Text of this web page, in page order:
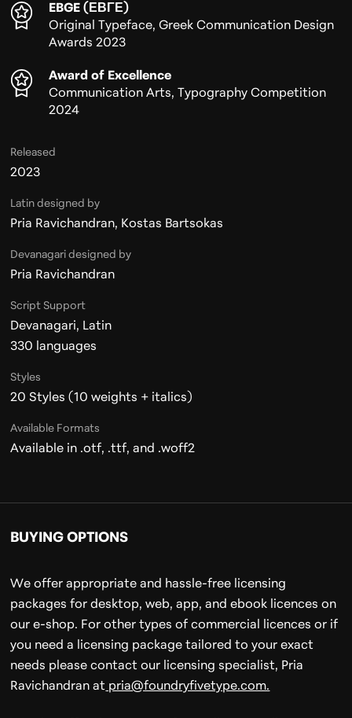
EBGE (ΕΒΓΕ)
Original Typeface, Greek Communication Design
Awards 2023
Award of Excellence
Communication Arts, Typography Competition
2024
Released
2023
Latin designed by
Pria Ravichandran, Kostas Bartsokas
Devanagari designed by
Pria Ravichandran
Script Support
Devanagari, Latin
330 languages
Styles
20 Styles (10 weights + italics)
Available Formats
Available in .otf, .ttf, and .woff2
BUYING OPTIONS
We offer appropriate and hassle-free licensing
packages for desktop, web, app, and ebook licences on
our e-shop. For other types of commercial licences or if
you need a licensing package tailored to your exact
needs please contact our licensing specialist, Pria
Ravichandran at pria@foundryfivetype.com.